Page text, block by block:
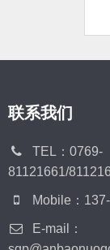
联系我们
TEL：0769-
81121661/
Mobile：
E-mail：